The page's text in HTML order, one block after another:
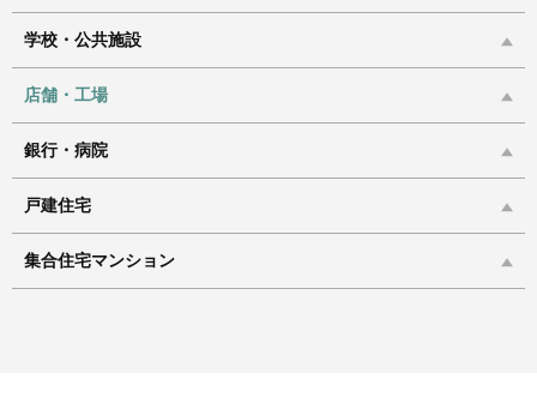
学校・公共施設
店舗・工場
銀行・病院
戸建住宅
集合住宅マンション